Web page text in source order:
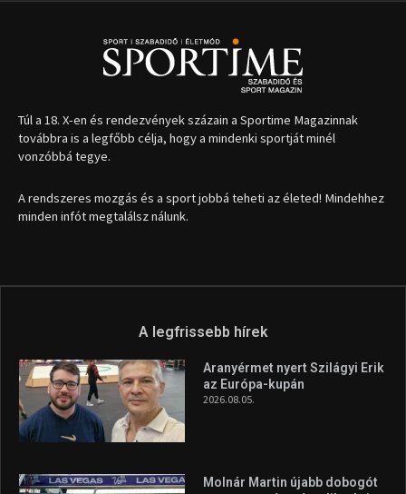
Túl a 18. X-en és rendezvények százain a Sportime Magazinnak
továbbra is a legfőbb célja, hogy a mindenki sportját minél
vonzóbbá tegye.
A rendszeres mozgás és a sport jobbá teheti az életed! Mindehhez
minden infót megtalálsz nálunk.
A legfrissebb hírek
Aranyérmet nyert Szilágyi Erik
az Európa-kupán
2026.08.05.
Molnár Martin újabb dobogót